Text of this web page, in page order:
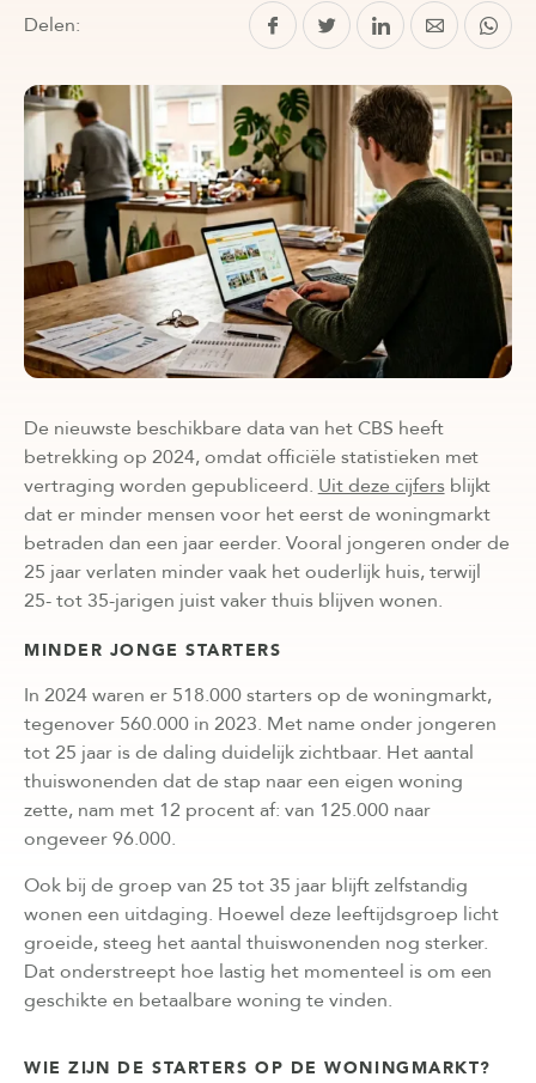
Delen:
De nieuwste beschikbare data van het CBS heeft
betrekking op 2024, omdat officiële statistieken met
vertraging worden gepubliceerd. Uit deze cijfersblijkt
dat er minder mensen voor het eerst de woningmarkt
betraden dan een jaar eerder. Vooral jongeren onder de
25 jaar verlaten minder vaak het ouderlijk huis, terwijl
25- tot 35-jarigen juist vaker thuis blijven wonen.
MINDER JONGE STARTERS
In 2024 waren er 518.000 starters op de woningmarkt,
tegenover 560.000 in 2023. Met name onder jongeren
tot 25 jaar is de daling duidelijk zichtbaar. Het aantal
thuiswonenden dat de stap naar een eigen woning
zette, nam met 12 procent af: van 125.000 naar
ongeveer 96.000.
Ook bij de groep van 25 tot 35 jaar blijft zelfstandig
wonen een uitdaging. Hoewel deze leeftijdsgroep licht
groeide, steeg het aantal thuiswonenden nog sterker.
Dat onderstreept hoe lastig het momenteel is om een
geschikte en betaalbare woning te vinden.
WIE ZIJN DE STARTERS OP DE WONINGMARKT?